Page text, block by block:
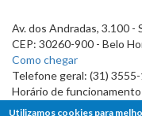
Av. dos Andradas, 3.100 -
CEP: 30260-900 - Belo
Como chegar
Telefone geral: (31)
Horário de
7h às 19h
Utilizamos cookies para